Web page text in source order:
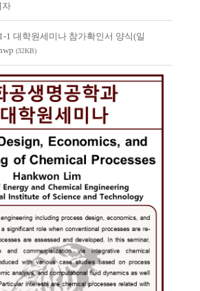
자
1 대학원세미나 참가확인서 양식(일
(32KB)